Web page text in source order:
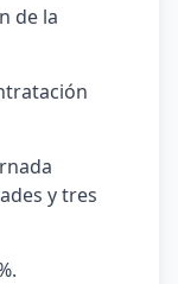
de la
y tres